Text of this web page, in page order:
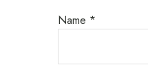
Name *